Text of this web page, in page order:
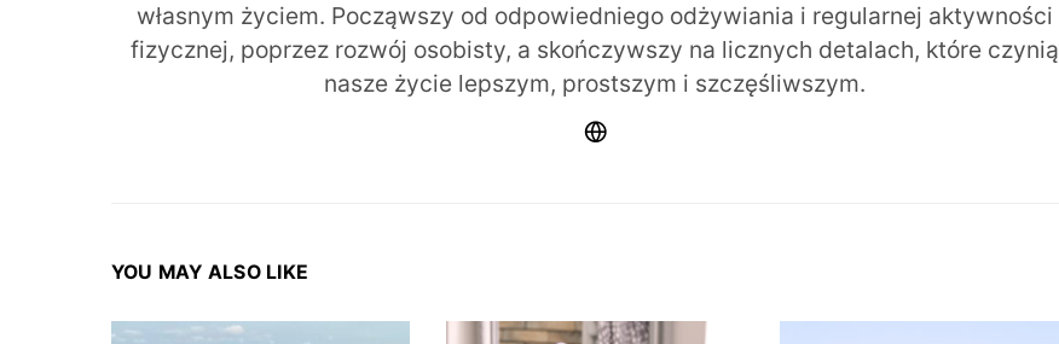
własnym życiem. Począwszy od odpowiedniego odżywiania i regularnej aktywności
fizycznej, poprzez rozwój osobisty, a skończywszy na licznych detalach, które czynią
nasze życie lepszym, prostszym i szczęśliwszym.
YOU MAY ALSO LIKE